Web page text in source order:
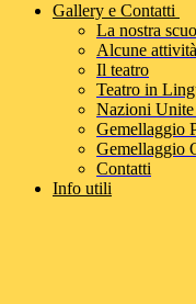
Gallery e Contatti
La nostra
Alcune attività
Il teatro
Teatro in
Nazioni
Gemellaggio
Gemellaggio
Contatti
Info utili